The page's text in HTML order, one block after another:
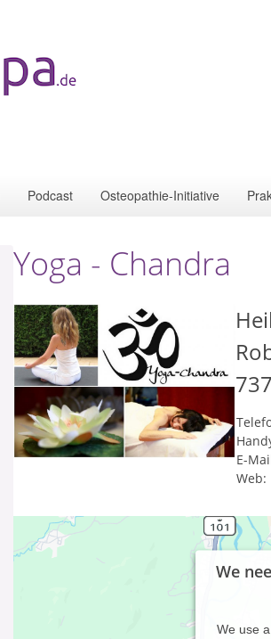
Podcast Osteopathie-Initiative
Yoga - Chandra
E-
Web:
We
We use